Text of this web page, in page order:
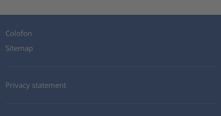
Colofon
Sitemap
Privacy statement